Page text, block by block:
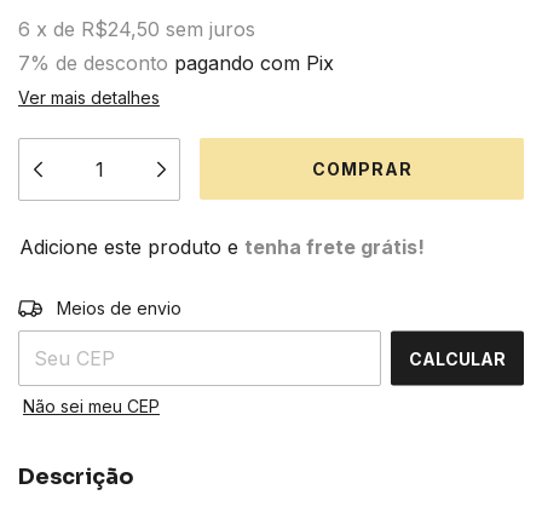
6 x de R$24,50 sem juros
7% de desconto pagando com Pix
Ver mais detalhes
Adicione este produto e tenha frete grátis!
Entregas para o CEP:
Meios de envio
CALCULAR
Não sei meu CEP
Descrição